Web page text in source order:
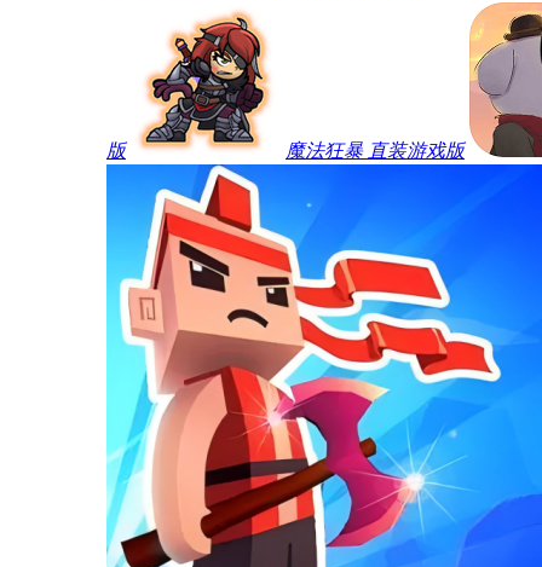
版 魔法狂暴 直装游戏版